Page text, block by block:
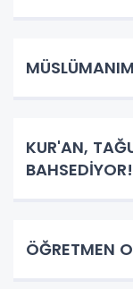
KUR'AN,
BAHSEDİYOR!
ÖĞRETMEN